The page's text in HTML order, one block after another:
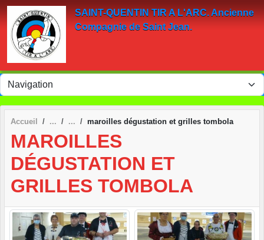
SAINT-QUENTIN TIR A L'ARC. Ancienne
Compagnie de Saint Jean.
Accueil maroilles dégustation et grilles tombola
MAROILLES
DÉGUSTATION ET
GRILLES TOMBOLA
Panneau de gestion des cookies